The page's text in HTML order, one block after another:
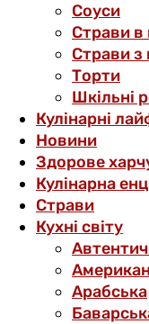
Соуси
Страви в
Страви з
Торти
Шкільні
Кулінарні
Новини
Здорове
Кулінарна
Страви
Кухні світу
Арабська